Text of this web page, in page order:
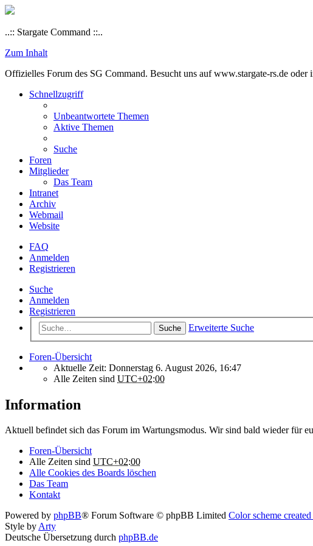
..:: Stargate Command ::..
Zum Inhalt
Offizielles Forum des SG Command. Besucht uns auf www.stargate-rs.de
Schnellzugriff
Unbeantwortete Themen
Aktive Themen
Suche
Foren
Mitglieder
Das Team
Intranet
Archiv
Webmail
Website
FAQ
Anmelden
Registrieren
Suche
Anmelden
Registrieren
Suche Erweiterte Suche
Foren-Übersicht
Aktuelle Zeit: Donnerstag 6. August 2026, 16:47
Alle Zeiten sind UTC+02:00
Information
Aktuell befindet sich das Forum im Wartungsmodus. Wir sind bald wieder für
Foren-Übersicht
Alle Zeiten sind UTC+02:00
Alle Cookies des Boards löschen
Das Team
Kontakt
Powered by phpBB® Forum Software © phpBB Limited Color scheme
Style byArty
Deutsche Übersetzung durch phpBB.de